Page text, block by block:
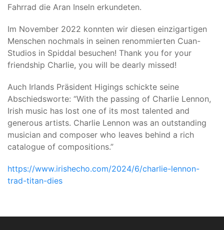
Fahrrad die Aran Inseln erkundeten.
Im November 2022 konnten wir diesen einzigartigen
Menschen nochmals in seinen renommierten Cuan-
Studios in Spiddal besuchen! Thank you for your
friendship Charlie, you will be dearly missed!
Auch Irlands Präsident Higings schickte seine
Abschiedsworte: “With the passing of Charlie Lennon,
Irish music has lost one of its most talented and
generous artists. Charlie Lennon was an outstanding
musician and composer who leaves behind a rich
catalogue of compositions.”
https://www.irishecho.com/2024/6/charlie-lennon-
trad-titan-dies